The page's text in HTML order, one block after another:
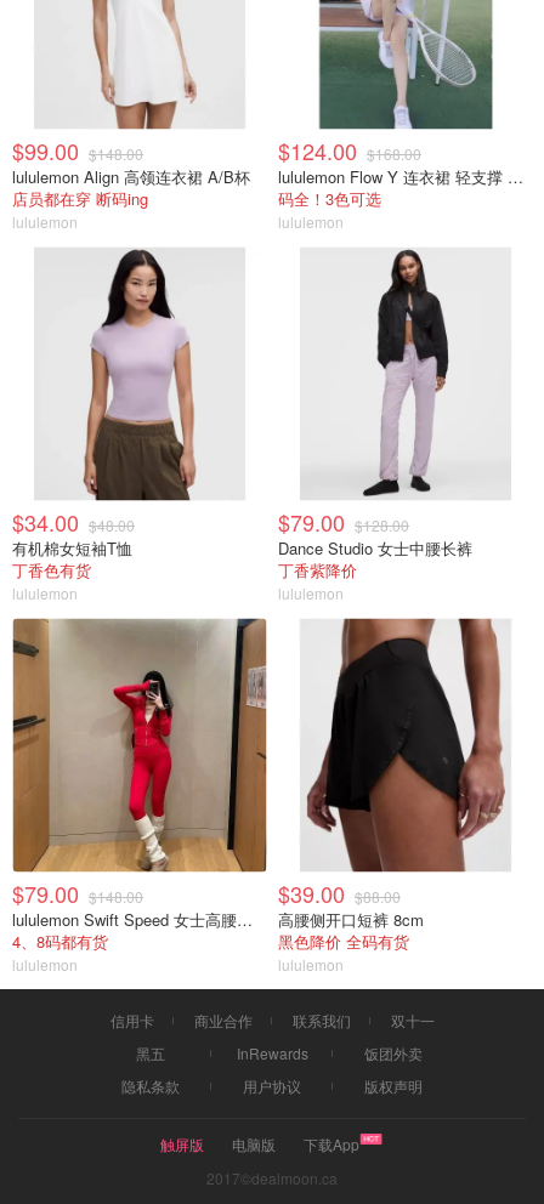
$99.00 $148.00
lululemon Align 高领连衣裙 A/B杯
店员都在穿 断码ing
lululemon
$124.00 $168.00
lululemon Flow Y 连衣裙 轻支撑 B/C杯
码全！3色可选
lululemon
$34.00 $48.00
有机棉女短袖T恤
丁香色有货
lululemon
$79.00 $128.00
Dance Studio 女士中腰长裤
丁香紫降价
lululemon
$79.00 $148.00
lululemon Swift Speed 女士高腰紧身裤
4、8码都有货
lululemon
$39.00 $88.00
高腰侧开口短裤 8cm
黑色降价 全码有货
lululemon
信用卡 商业合作 联系我们
双十一
黑五
InRewards
饭团外卖
隐私条款
用户协议 版权声明
触屏版 电脑版
下载App
2017©dealmoon.ca